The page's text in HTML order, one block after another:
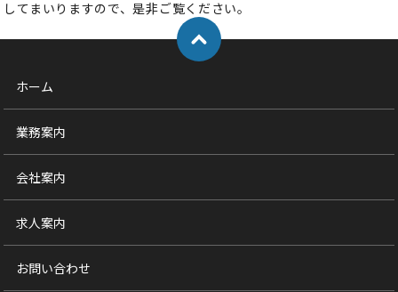
してまいりますので、是非ご覧ください。
ホーム
業務案内
会社案内
求人案内
お問い合わせ